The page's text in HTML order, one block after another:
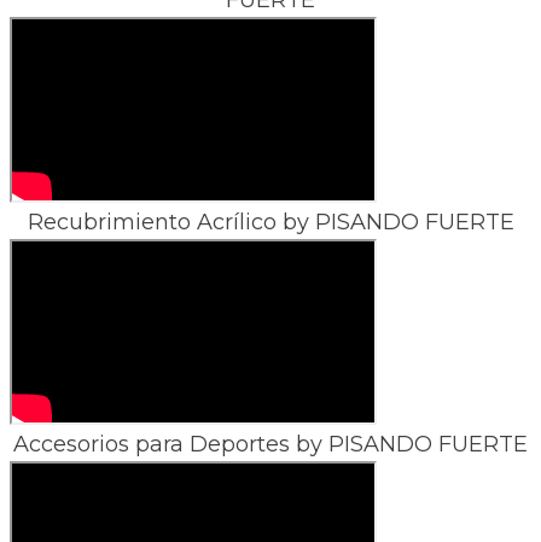
Recubrimiento Acrílico by PISANDO FUERTE
Accesorios para Deportes by PISANDO FUERTE